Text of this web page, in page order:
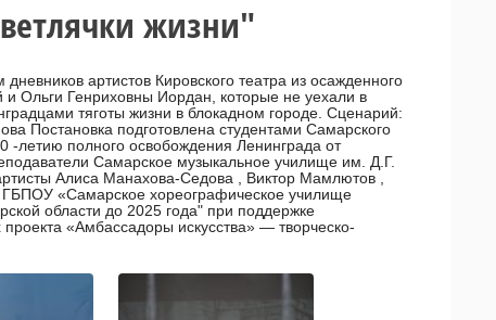
жизни"
артистов Кировского театра из осажденного
и Ольги Генриховны Иордан, которые не уехали в
тяготы жизни в блокадном городе. Сценарий:
Постановка подготовлена студентами Самарского
-летию полного освобождения Ленинграда от
Самарское музыкальное училище им. Д.Г.
Алиса Манахова-Седова , Виктор Мамлютов ,
ГБПОУ «Самарское хореографическое училище
области до 2025 года" при поддержке
«Амбассадоры искусства» — творческо-